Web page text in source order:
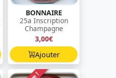
BONNAIRE
25a Inscription
Champagne
3,00€
Ajouter